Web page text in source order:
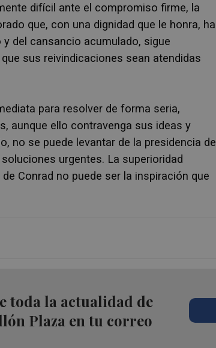
difícil ante el compromiso firme, la
que, con una dignidad que le honra, ha
del cansancio acumulado, sigue
sus reivindicaciones sean atendidas
para resolver de forma seria,
aunque ello contravenga sus ideas y
no se puede levantar de la presidencia de
urgentes. La superioridad
Conrad no puede ser la inspiración que
toda la actualidad de
Plaza en tu correo